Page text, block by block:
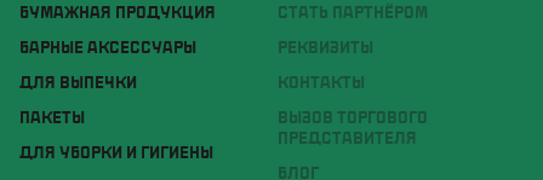
БУМАЖНАЯ ПРОДУКЦИЯ
БАРНЫЕ АКСЕССУАРЫ
ДЛЯ ВЫПЕЧКИ
ПАКЕТЫ
ДЛЯ УБОРКИ И ГИГИЕНЫ
СТАТЬ ПАРТНЁРОМ
РЕКВИЗИТЫ
КОНТАКТЫ
ВЫЗОВ ТОРГОВОГО
ПРЕДСТАВИТЕЛЯ
БЛОГ